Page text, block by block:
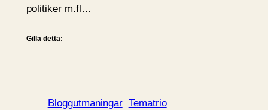
politiker m.fl…
Gilla detta:
Bloggutmaningar Tematrio